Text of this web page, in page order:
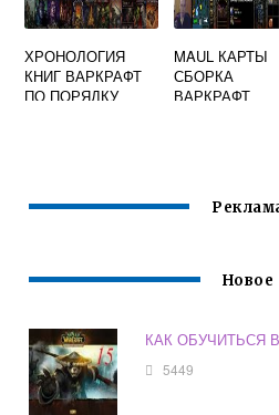
ХРОНОЛОГИЯ
КНИГ ВАРКРАФТ
ПО ПОРЯДКУ
MAUL КАРТЫ
СБОРКА
ВАРКРАФТ
Новое
КАК ОБУЧИТЬСЯ
5449